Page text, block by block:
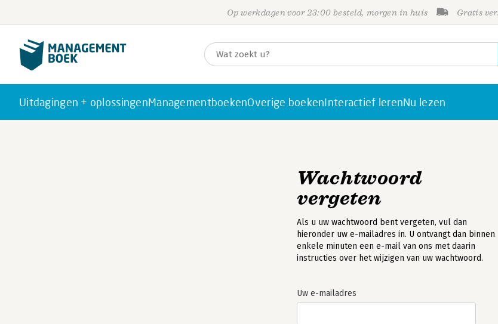
Op werkdagen voor 23:00 besteld, morgen in huis Gratis
Uitdagingen + oplossingenManagementboekenOverige boekenInteractief lerenNu lezen
Wachtwoord
vergeten
Als u uw wachtwoord bent vergeten, vul dan
hieronder uw e-mailadres in. U ontvangt dan binnen
enkele minuten een e-mail van ons met daarin
instructies over het wijzigen van uw wachtwoord.
Uw e-mailadres